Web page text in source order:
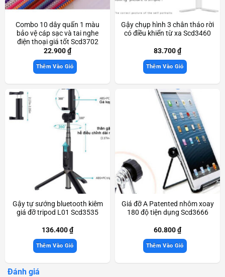
Combo 10 dây quấn 1 màu
bảo vệ cáp sạc và tai nghe
điện thoại giá tốt Scd3702
22.900₫
Thêm Vào Giỏ
Gậy chụp hình 3 chân tháo rời
có điều khiển từ xa Scd3460
83.700₫
Thêm Vào Giỏ
Gậy tự sướng bluetooth kiêm
giá đỡ tripod L01 Scd3535
136.400₫
Thêm Vào Giỏ
Giá đỡ A Patented nhôm xoay
180 độ tiện dụng Scd3666
60.800₫
Thêm Vào Giỏ
Đánh giá